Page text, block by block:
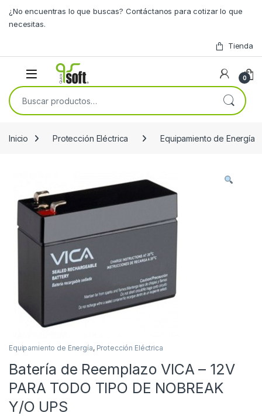
¿No encuentras lo que buscas? Contáctanos para cotizar lo que
necesitas.
Tienda
0
Buscar por:
Inicio Protección Eléctrica Equipamiento de Energía
Equipamiento de Energía, Protección Eléctrica
Batería de Reemplazo VICA – 12V
PARA TODO TIPO DE NOBREAK
Y/O UPS